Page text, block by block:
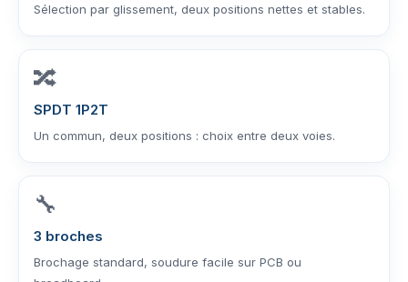
Sélection par glissement, deux positions nettes et stables.
🔀
SPDT 1P2T
Un commun, deux positions : choix entre deux voies.
🔧
3 broches
Brochage standard, soudure facile sur PCB ou